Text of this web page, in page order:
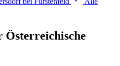
Österreichische